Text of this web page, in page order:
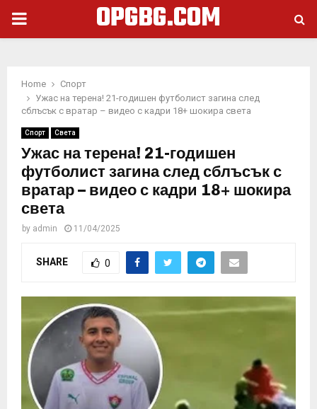
PRIMARY
OPGBG.COM
Home
Спорт
Ужас на терена! 21-годишен футболист загина след
сблъсък с вратар – видео с кадри 18+ шокира света
Спорт Света
Ужас на терена! 21-годишен
футболист загина след сблъсък с
вратар – видео с кадри 18+ шокира
света
by admin 11/04/2025
SHARE 0